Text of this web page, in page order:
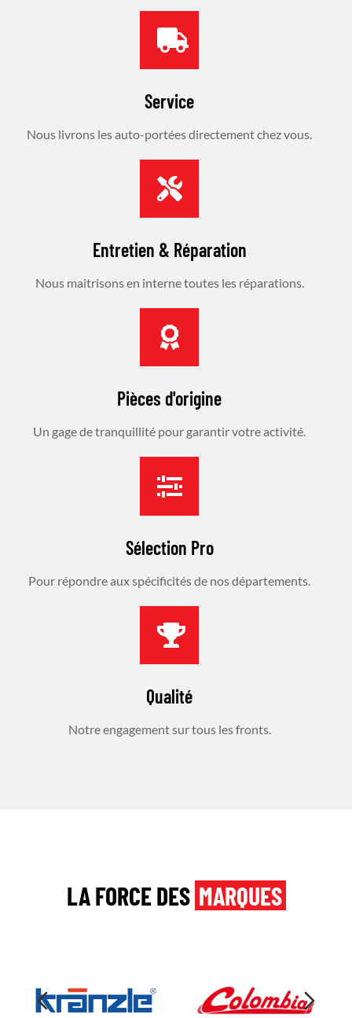
Service
Nous livrons les auto-portées directement chez vous.
Entretien & Réparation
Nous maitrisons en interne toutes les réparations.
Pièces d'origine
Un gage de tranquillité pour garantir votre activité.
Sélection Pro
Pour répondre aux spécificités de nos départements.
Qualité
Notre engagement sur tous les fronts.
LA FORCE DES MARQUES​​